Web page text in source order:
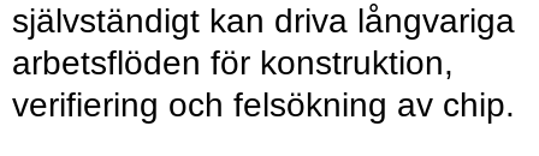
självständigt kan driva långvariga
arbetsflöden för konstruktion,
verifiering och felsökning av chip.